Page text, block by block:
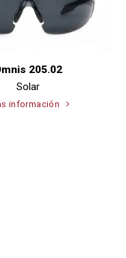
205.02
Solar
información